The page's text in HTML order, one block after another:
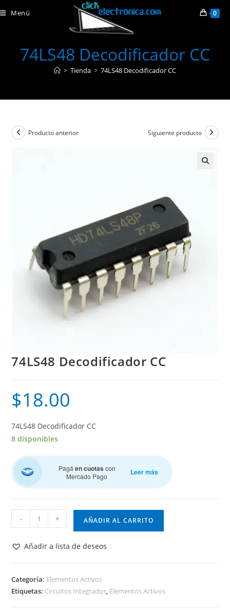
al
Menú 0
74LS48 Decodificador CC
> Tienda > 74LS48 Decodificador CC
Producto anterior Siguiente producto
74LS48 Decodificador CC
$18.00
74LS48 Decodificador CC
8 disponibles
Pagá en cuotas con
Mercado Pago
Leer más
Decodificador
CC
- + AÑADIR AL CARRITO
Añadir a lista de deseos
Categoría: Elementos Activos
Etiquetas: Circuitos Integrados, Elementos Activos